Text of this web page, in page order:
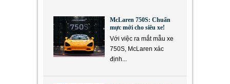
McLaren 750S: Chuẩn
mực mới cho siêu xe!
Với việc ra mắt mẫu xe
750S, McLaren xác
định...